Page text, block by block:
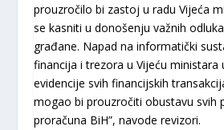
prouzročilo bi zastoj u radu Vijeća
se kasniti u donošenju važnih
građane. Napad na informatički
financija i trezora u Vijeću ministara
evidencije svih financijskih
mogao bi prouzročiti obustavu svih
proračuna BiH”, navode revizori.